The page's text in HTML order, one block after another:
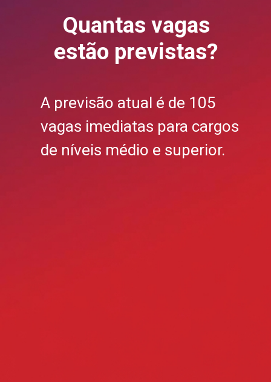
Quantas vagas
estão previstas?
A previsão atual é de 105
vagas imediatas para cargos
de níveis médio e superior.